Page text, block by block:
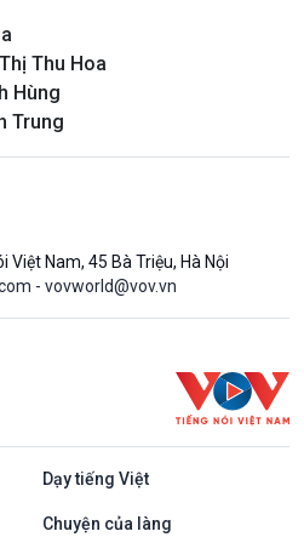
Thu Hoa
Hùng
Trung
Việt Nam, 45 Bà Triệu, Hà Nội
- vovworld@vov.vn
Dạy tiếng Việt
Chuyện của làng